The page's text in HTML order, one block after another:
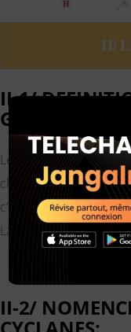
II/
II-1/
GENERALE :
Les cyclanes ou
chimique très voisines
c’est pourquoi on les
La formule générale
II-2/